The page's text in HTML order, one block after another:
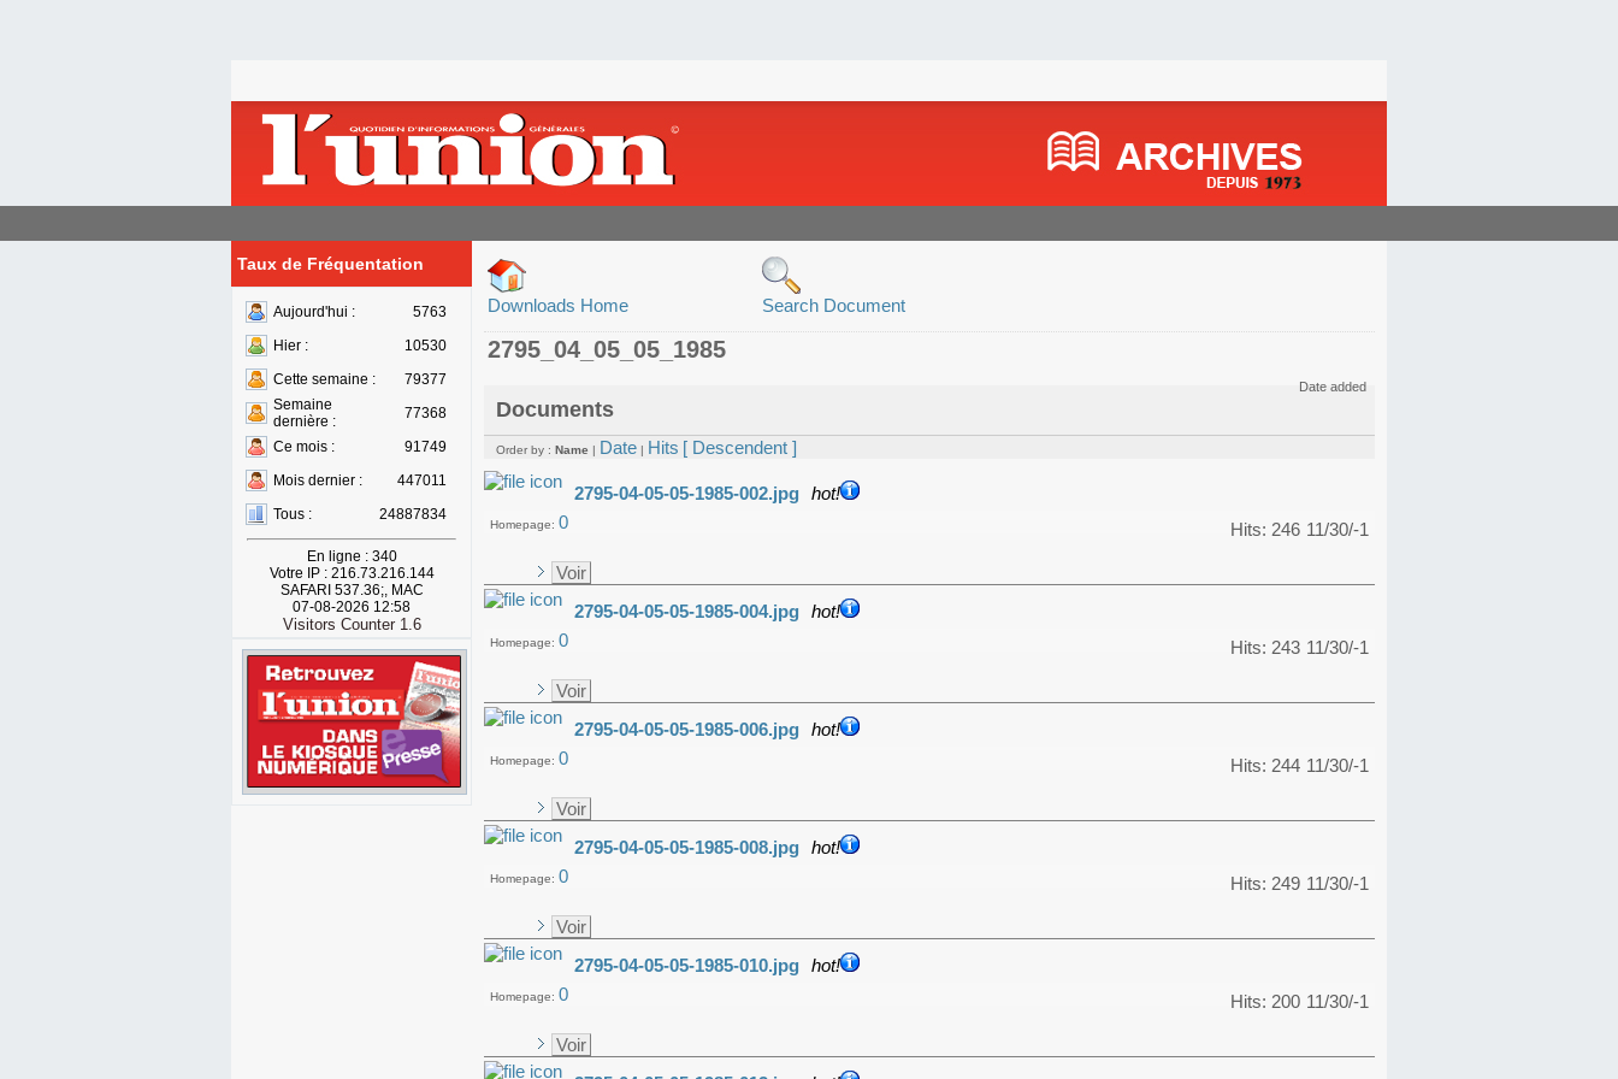
Taux de Fréquentation
Aujourd'hui :
5763
Hier :
10530
Cette semaine :
79377
Semaine
dernière :
77368
Ce mois :
91749
Mois dernier :
447011
Tous :
24887834
En ligne : 340
Votre IP : 216.73.216.144
SAFARI 537.36;, MAC
07-08-2026 12:58
Visitors Counter 1.6
Downloads Home Search Document
2795_04_05_05_1985
Documents
Date added
Order by : Name | Date | Hits [ Descendent ]
2795-04-05-05-1985-002.jpg hot!
11/30/-1
Hits: 246
Homepage: 0
Voir
2795-04-05-05-1985-004.jpg hot!
11/30/-1
Hits: 243
Homepage: 0
Voir
2795-04-05-05-1985-006.jpg hot!
11/30/-1
Hits: 244
Homepage: 0
Voir
2795-04-05-05-1985-008.jpg hot!
11/30/-1
Hits: 249
Homepage: 0
Voir
2795-04-05-05-1985-010.jpg hot!
11/30/-1
Hits: 200
Homepage: 0
Voir